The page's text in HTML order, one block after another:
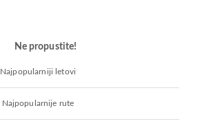
Ne propustite!
Najpopularniji letovi
Najpopularnije rute